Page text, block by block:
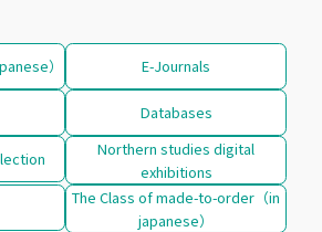
） E-Journals
Databases
Northern studies digital
exhibitions
The Class of made-to-order（in
japanese）